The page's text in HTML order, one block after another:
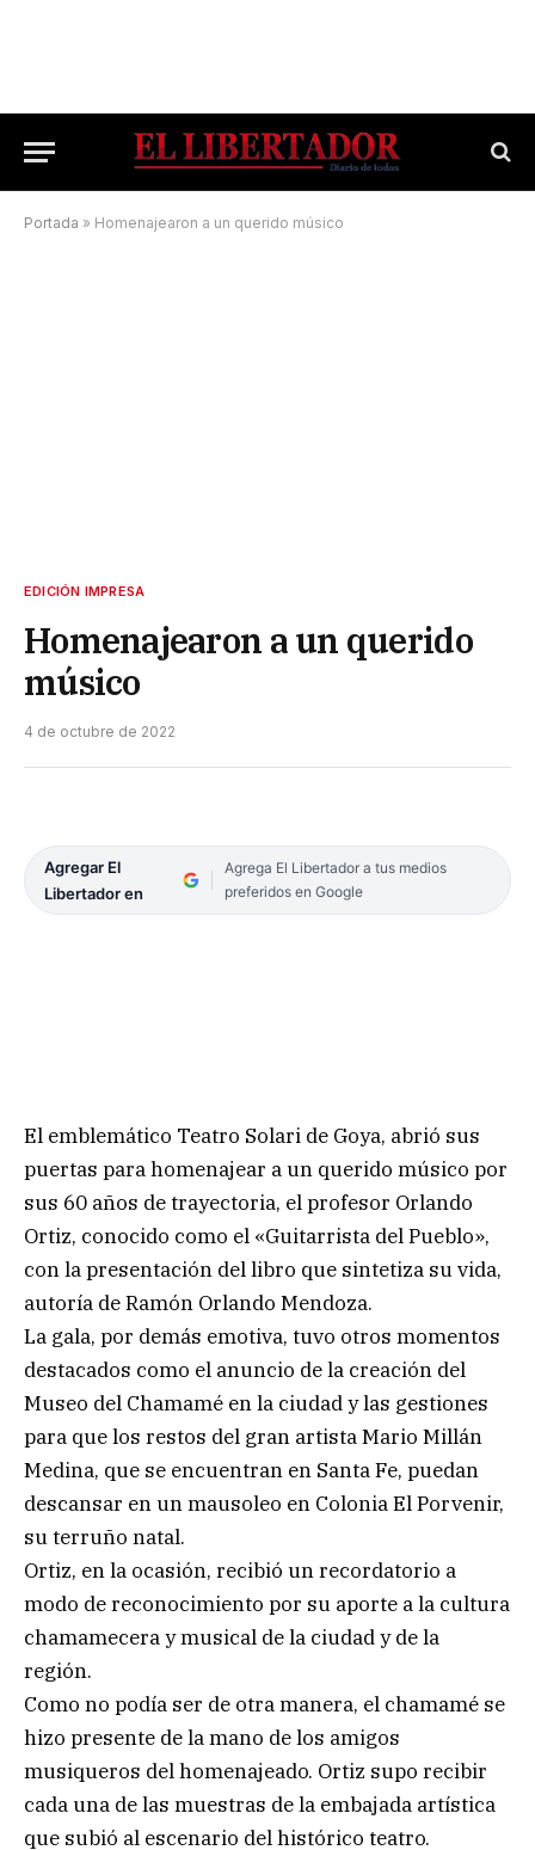
Portada » Homenajearon a un querido músico
EDICIÓN IMPRESA
Homenajearon a un querido
músico
4 de octubre de 2022
Agregar El
Libertador en
Agrega El Libertador a tus medios
preferidos en Google
El emblemático Teatro Solari de Goya, abrió sus
puertas para homenajear a un querido músico por
sus 60 años de trayectoria, el profesor Orlando
Ortiz, conocido como el «Guitarrista del Pueblo»,
con la presentación del libro que sintetiza su vida,
autoría de Ramón Orlando Mendoza.
La gala, por demás emotiva, tuvo otros momentos
destacados como el anuncio de la creación del
Museo del Chamamé en la ciudad y las gestiones
para que los restos del gran artista Mario Millán
Medina, que se encuentran en Santa Fe, puedan
descansar en un mausoleo en Colonia El Porvenir,
su terruño natal.
Ortiz, en la ocasión, recibió un recordatorio a
modo de reconocimiento por su aporte a la cultura
chamamecera y musical de la ciudad y de la
región.
Como no podía ser de otra manera, el chamamé se
hizo presente de la mano de los amigos
musiqueros del homenajeado. Ortiz supo recibir
cada una de las muestras de la embajada artística
que subió al escenario del histórico teatro.